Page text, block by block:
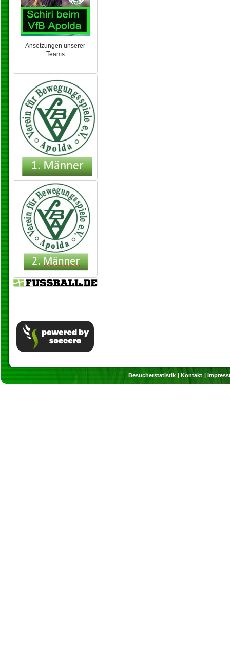
Ansetzungen unserer
Teams
Besucherstatistik Kontakt